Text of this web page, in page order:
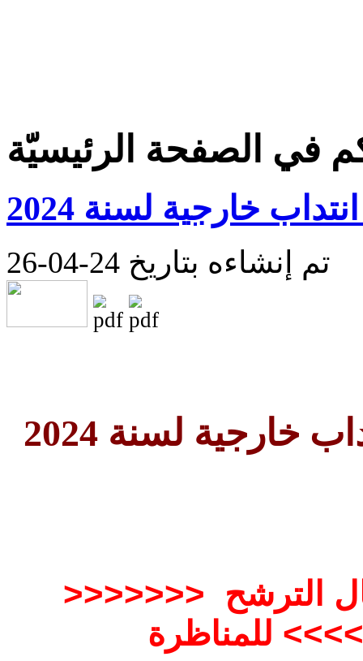
في الصفحة الرئيسيّة
خارجية لسنة 2024
تم إنشاءه بتاريخ 24-04-26
خارجية لسنة 2024
>>>>>>> انتهت آجال الترشح
<<<<<<